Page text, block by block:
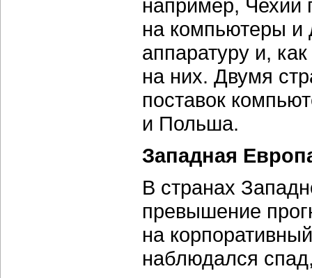
например, Чехии
на компьютеры и
аппаратуру и,
на них. Двумя
поставок
и Польша.
Западная
В странах
превышение
на
наблюдался